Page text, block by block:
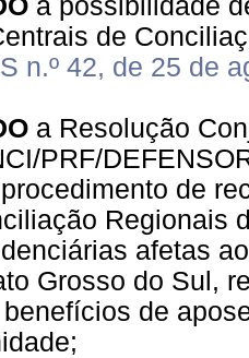
a possibilidade
de
n.º 42, de 25 de
a Resolução
PRF/
de
Regionais
afetas
Grosso do Sul,
de